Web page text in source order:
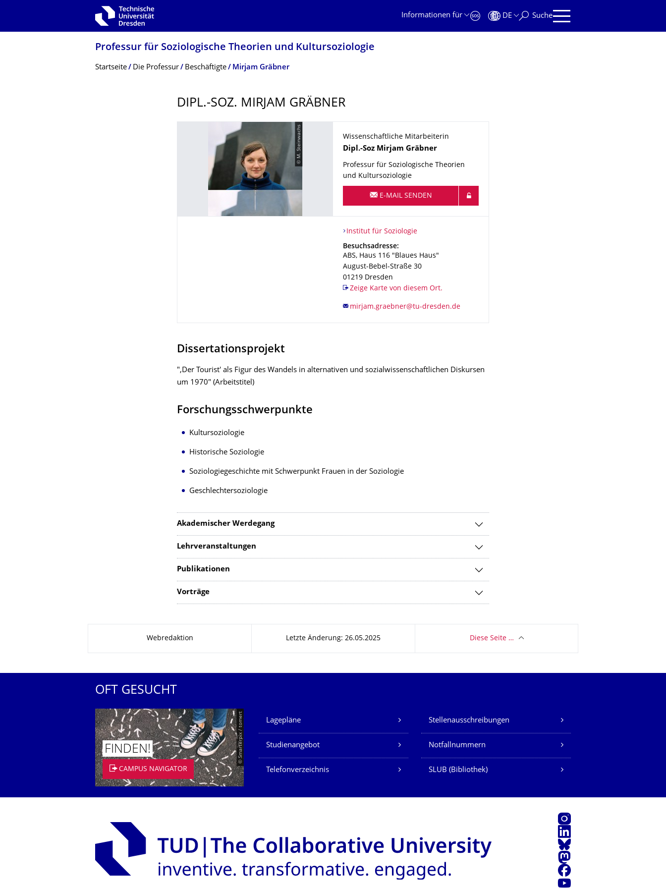
Zur Hauptnavigation springen
Informationen für
DE Suche
Professur für Soziologische Theorien und Kultursoziologie
Breadcrumb-Menü
Startseite Die Professur Beschäftigte Mirjam Gräbner
DIPL.-SOZ. MIRJAM GRÄBNER
© M. Steinwachs
Wissenschaftliche Mitarbeiterin
Name
Dipl.-Soz Mirjam Gräbner
Professur für Soziologische Theorien
und Kultursoziologie
E-MAIL SENDEN
Organisationsname
Institut für Soziologie
Institut für Soziologie
Adresse
Besuchsadresse:
ABS, Haus 116 "Blaues Haus"
August-Bebel-Straße 30
01219 Dresden
Zeige Karte von diesem Ort.
Dissertationsprojekt
",Der Tourist' als Figur des Wandels in alternativen und sozialwissenschaftlichen Diskursen
um 1970" (Arbeitstitel)
Forschungsschwerpunkte
Kultursoziologie
Historische Soziologie
Soziologiegeschichte mit Schwerpunkt Frauen in der Soziologie
Geschlechtersoziologie
Akademischer Werdegang
Lehrveranstaltungen
Publikationen
Vorträge
Webredaktion Letzte Änderung: 26.05.2025 Diese Seite …
OFT GESUCHT
© Smarterpix / tomert
FINDEN!
CAMPUS NAVIGATOR
Unsere Dienste
Lagepläne Stellenausschreibungen
Studienangebot Notfallnummern
Telefonverzeichnis SLUB (Bibliothek)
Instagram
LinkedIn
Bluesky
Mastodon
Facebook
Youtube